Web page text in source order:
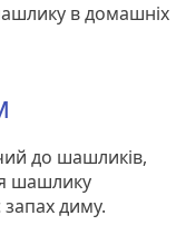
в домашніх
до шашликів,
шашлику
диму.